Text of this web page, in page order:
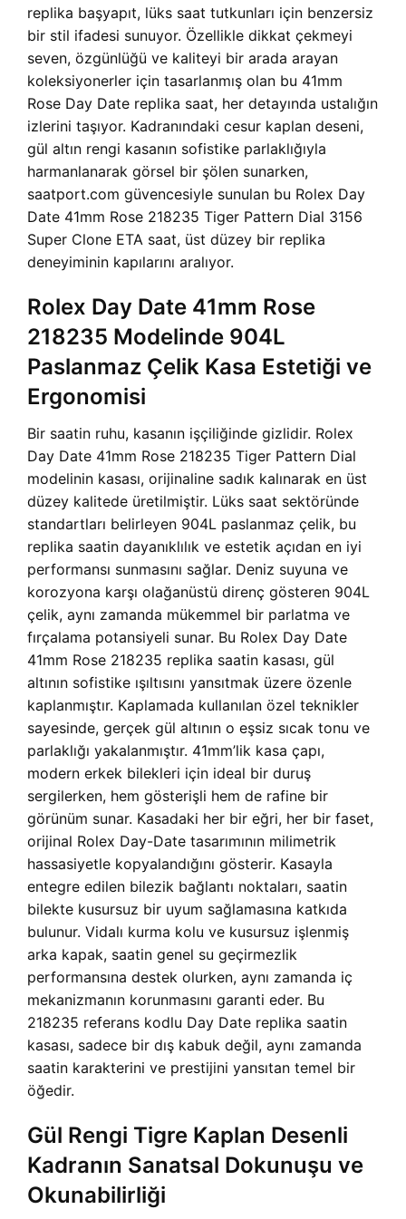
replika başyapıt, lüks saat tutkunları için benzersiz
bir stil ifadesi sunuyor. Özellikle dikkat çekmeyi
seven, özgünlüğü ve kaliteyi bir arada arayan
koleksiyonerler için tasarlanmış olan bu 41mm
Rose Day Date replika saat, her detayında ustalığın
izlerini taşıyor. Kadranındaki cesur kaplan deseni,
gül altın rengi kasanın sofistike parlaklığıyla
harmanlanarak görsel bir şölen sunarken,
saatport.com güvencesiyle sunulan bu Rolex Day
Date 41mm Rose 218235 Tiger Pattern Dial 3156
Super Clone ETA saat, üst düzey bir replika
deneyiminin kapılarını aralıyor.
Rolex Day Date 41mm Rose
218235 Modelinde 904L
Paslanmaz Çelik Kasa Estetiği ve
Ergonomisi
Bir saatin ruhu, kasanın işçiliğinde gizlidir. Rolex
Day Date 41mm Rose 218235 Tiger Pattern Dial
modelinin kasası, orijinaline sadık kalınarak en üst
düzey kalitede üretilmiştir. Lüks saat sektöründe
standartları belirleyen 904L paslanmaz çelik, bu
replika saatin dayanıklılık ve estetik açıdan en iyi
performansı sunmasını sağlar. Deniz suyuna ve
korozyona karşı olağanüstü direnç gösteren 904L
çelik, aynı zamanda mükemmel bir parlatma ve
fırçalama potansiyeli sunar. Bu Rolex Day Date
41mm Rose 218235 replika saatin kasası, gül
altının sofistike ışıltısını yansıtmak üzere özenle
kaplanmıştır. Kaplamada kullanılan özel teknikler
sayesinde, gerçek gül altının o eşsiz sıcak tonu ve
parlaklığı yakalanmıştır. 41mm’lik kasa çapı,
modern erkek bilekleri için ideal bir duruş
sergilerken, hem gösterişli hem de rafine bir
görünüm sunar. Kasadaki her bir eğri, her bir faset,
orijinal Rolex Day-Date tasarımının milimetrik
hassasiyetle kopyalandığını gösterir. Kasayla
entegre edilen bilezik bağlantı noktaları, saatin
bilekte kusursuz bir uyum sağlamasına katkıda
bulunur. Vidalı kurma kolu ve kusursuz işlenmiş
arka kapak, saatin genel su geçirmezlik
performansına destek olurken, aynı zamanda iç
mekanizmanın korunmasını garanti eder. Bu
218235 referans kodlu Day Date replika saatin
kasası, sadece bir dış kabuk değil, aynı zamanda
saatin karakterini ve prestijini yansıtan temel bir
öğedir.
Gül Rengi Tigre Kaplan Desenli
Kadranın Sanatsal Dokunuşu ve
Okunabilirliği